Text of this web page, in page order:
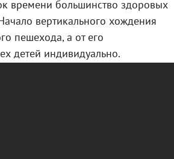
времени большинство здоровых
вертикального хождения
пешехода, а от его
детей индивидуально.